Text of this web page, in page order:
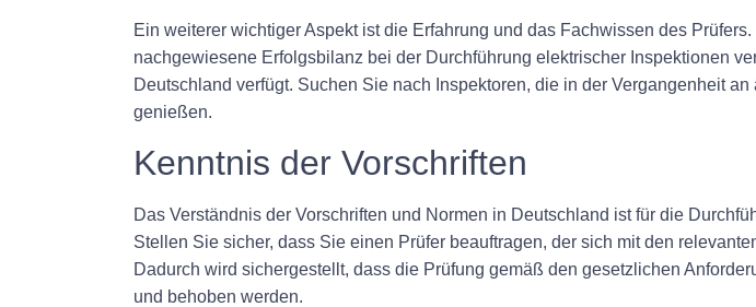
Ein weiterer wichtiger Aspekt ist die Erfahrung und das Fachwissen des
nachgewiesene Erfolgsbilanz bei der Durchführung elektrischer Inspektionen
Deutschland verfügt. Suchen Sie nach Inspektoren, die in der Vergangenheit
genießen.
Kenntnis der Vorschriften
Das Verständnis der Vorschriften und Normen in Deutschland ist für die
Stellen Sie sicher, dass Sie einen Prüfer beauftragen, der sich mit den
Dadurch wird sichergestellt, dass die Prüfung gemäß den gesetzlichen
und behoben werden.